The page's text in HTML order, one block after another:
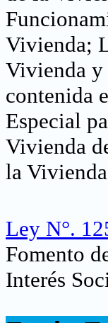
Vivienda;
Vivienda y
contenida
Especial
Vivienda
la
Ley N°.
Fomento
Interés